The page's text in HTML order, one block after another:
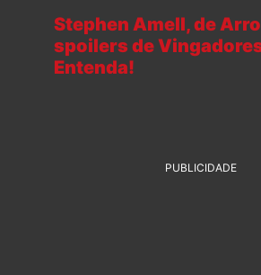
Stephen Amell, de
spoilers de
Entenda!
PUBLICIDADE